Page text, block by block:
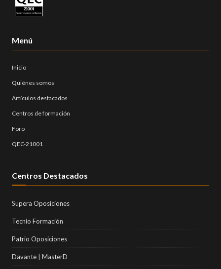
Menú
Inicio
Quiénes somos
Artículos destacados
Centros de formación
Foro
QEC-21001
Centros Destacados
Supera Oposiciones
Tecnio Formación
Patrio Oposiciones
Davante | MasterD